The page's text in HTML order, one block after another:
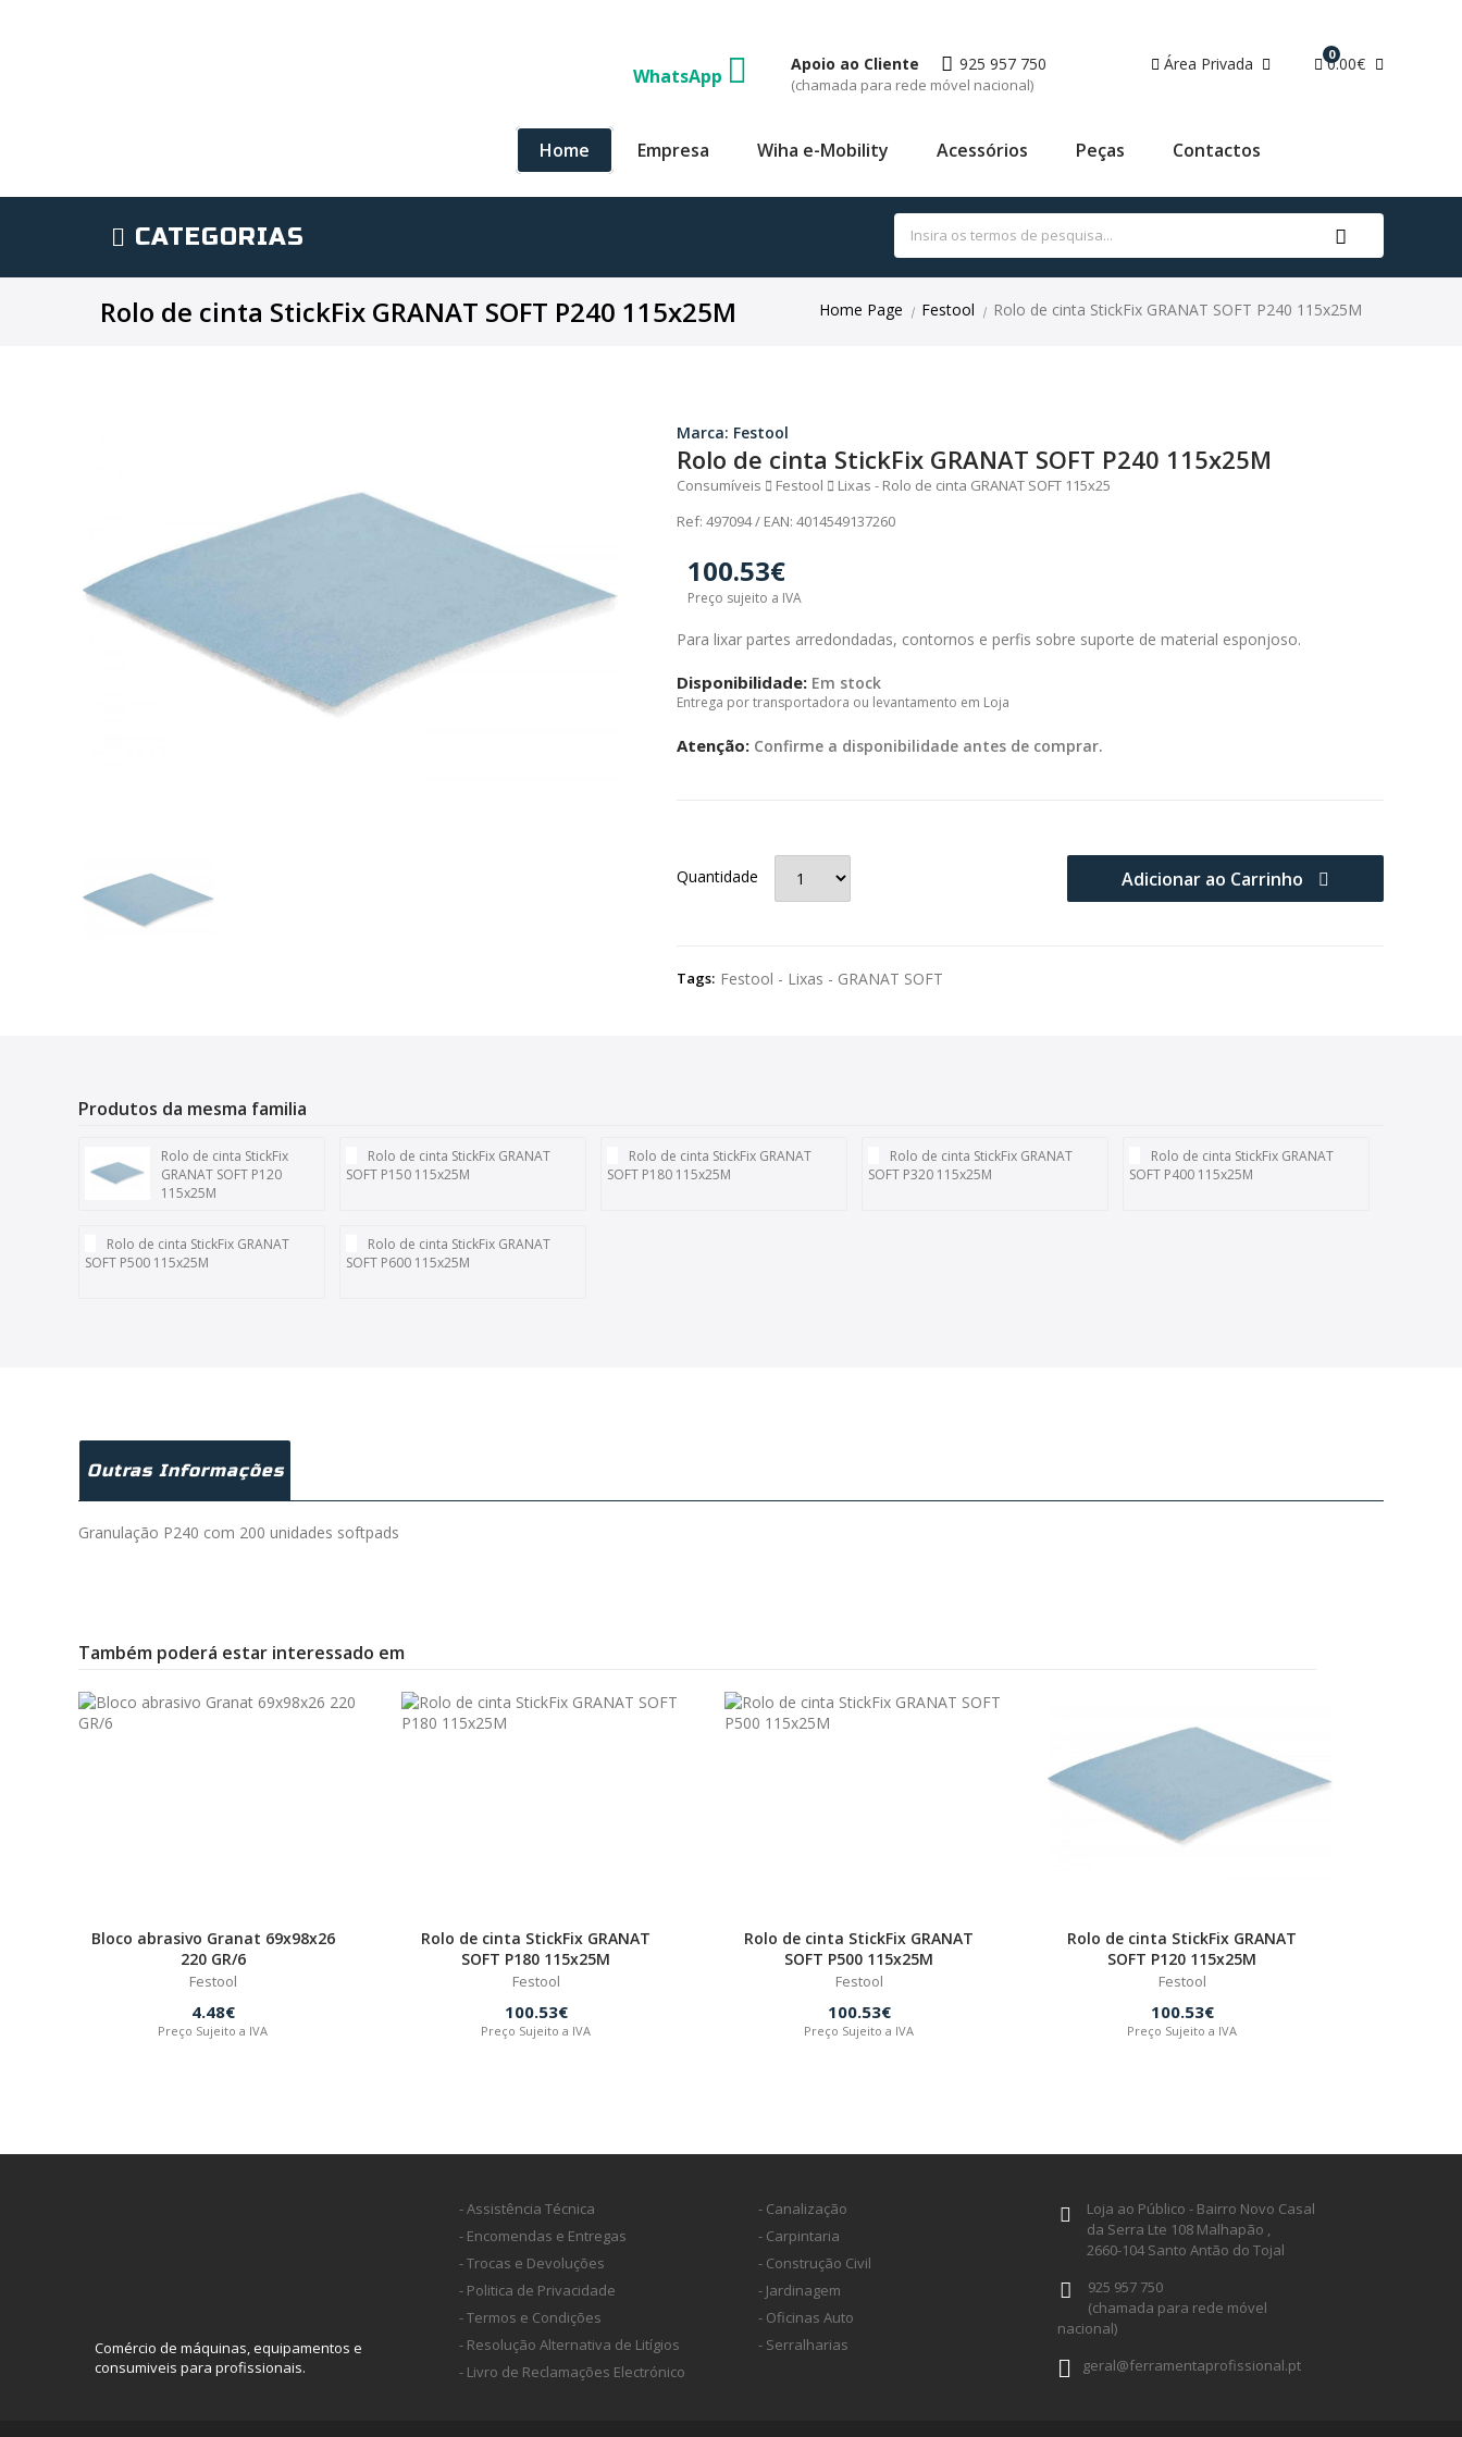
WhatsApp
Apoio ao Cliente 925 957 750
(chamada para rede móvel nacional)
Área Privada 0
0.00€
Home Empresa Wiha e-Mobility Acessórios Peças Contactos
CATEGORIAS
Home Page | Festool | Rolo de cinta StickFix GRANAT SOFT P240 115x25M
Rolo de cinta StickFix GRANAT SOFT P240 115x25M
Marca: Festool
Rolo de cinta StickFix GRANAT SOFT P240 115x25M
Consumíveis Festool
Lixas - Rolo de cinta GRANAT SOFT 115x25
Ref: 497094 / EAN: 4014549137260
100.53€
Preço sujeito a IVA
Para lixar partes arredondadas, contornos e perfis sobre suporte de material esponjoso.
Disponibilidade: Em stock
Entrega por transportadora ou levantamento em Loja
Atenção: Confirme a disponibilidade antes de comprar.
Quantidade Adicionar ao Carrinho
Tags: Festool - Lixas - GRANAT SOFT
Produtos da mesma familia
Rolo de cinta StickFix
GRANAT SOFT P120
115x25M
Rolo de cinta StickFix GRANAT
SOFT P150 115x25M
Rolo de cinta StickFix GRANAT
SOFT P180 115x25M
Rolo de cinta StickFix GRANAT
SOFT P320 115x25M
Rolo de cinta StickFix GRANAT
SOFT P400 115x25M
Rolo de cinta StickFix GRANAT
SOFT P500 115x25M
Rolo de cinta StickFix GRANAT
SOFT P600 115x25M
Outras Informações
Granulação P240 com 200 unidades softpads
Também poderá estar interessado em
Bloco abrasivo Granat 69x98x26
220 GR/6
Festool
4.48€
Preço Sujeito a IVA
Rolo de cinta StickFix GRANAT
SOFT P180 115x25M
Festool
100.53€
Preço Sujeito a IVA
Rolo de cinta StickFix GRANAT
SOFT P500 115x25M
Festool
100.53€
Preço Sujeito a IVA
Rolo de cinta StickFix GRANAT
SOFT P120 115x25M
Festool
100.53€
Preço Sujeito a IVA
Comércio de máquinas, equipamentos e
consumiveis para profissionais.
- Assistência Técnica
- Encomendas e Entregas
- Trocas e Devoluções
- Politica de Privacidade
- Termos e Condições
- Resolução Alternativa de Litígios
- Livro de Reclamações Electrónico
- Canalização
- Carpintaria
- Construção Civil
- Jardinagem
- Oficinas Auto
- Serralharias
Loja ao Público - Bairro Novo Casal
da Serra Lte 108 Malhapão ,
2660-104 Santo Antão do Tojal
925 957 750
(chamada para rede móvel
nacional)
geral@ferramentaprofissional.pt